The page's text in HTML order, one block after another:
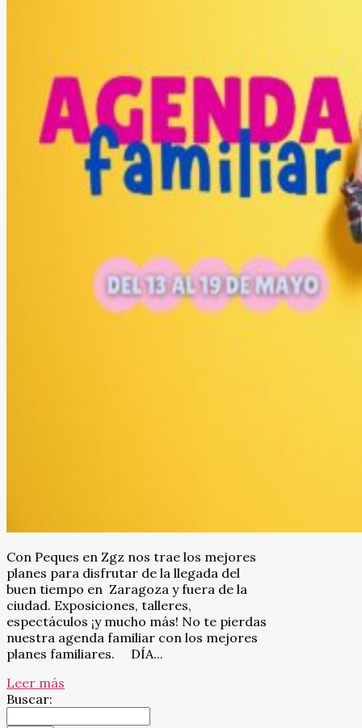
Con Peques en Zgz nos trae los mejores
planes para disfrutar de la llegada del
buen tiempo en Zaragoza y fuera de la
ciudad. Exposiciones, talleres,
espectáculos ¡y mucho más! No te pierdas
nuestra agenda familiar con los mejores
planes familiares. DÍA...
Leer más
Buscar: